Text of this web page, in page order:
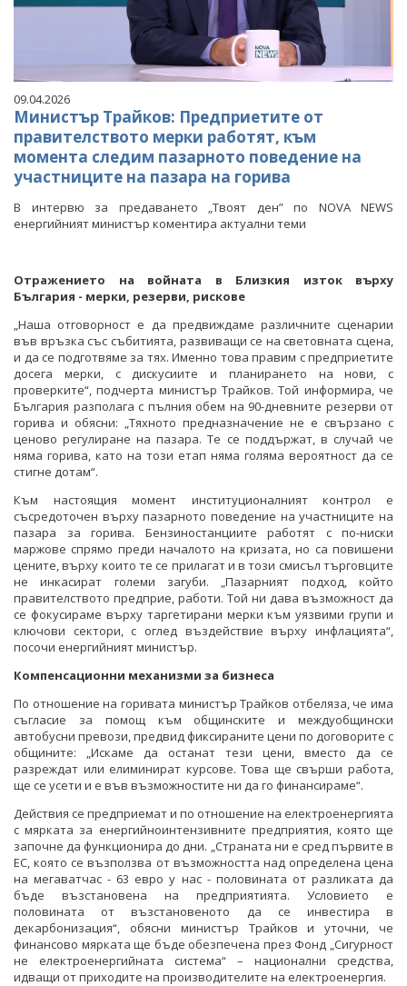
09.04.2026
Министър Трайков: Предприетите от
правителството мерки работят, към
момента следим пазарното поведение на
участниците на пазара на горива
В интервю за предаването „Твоят ден” по NOVA NEWS
енергийният министър коментира актуални теми
Отражението на войната в Близкия изток върху
България - мерки, резерви, рискове
„Наша отговорност е да предвиждаме различните сценарии
във връзка със събитията, развиващи се на световната сцена,
и да се подготвяме за тях. Именно това правим с предприетите
досега мерки, с дискусиите и планирането на нови, с
проверките“, подчерта министър Трайков. Той информира, че
България разполага с пълния обем на 90-дневните резерви от
горива и обясни: „Тяхното предназначение не е свързано с
ценово регулиране на пазара. Те се поддържат, в случай че
няма горива, като на този етап няма голяма вероятност да се
стигне дотам“.
Към настоящия момент институционалният контрол е
съсредоточен върху пазарното поведение на участниците на
пазара за горива. Бензиностанциите работят с по-ниски
маржове спрямо преди началото на кризата, но са повишени
цените, върху които те се прилагат и в този смисъл търговците
не инкасират големи загуби. „Пазарният подход, който
правителството предприе, работи. Той ни дава възможност да
се фокусираме върху таргетирани мерки към уязвими групи и
ключови сектори, с оглед въздействие върху инфлацията“,
посочи енергийният министър.
Компенсационни механизми за бизнеса
По отношение на горивата министър Трайков отбеляза, че има
съгласие за помощ към общинските и междуобщински
автобусни превози, предвид фиксираните цени по договорите с
общините: „Искаме да останат тези цени, вместо да се
разреждат или елиминират курсове. Това ще свърши работа,
ще се усети и е във възможностите ни да го финансираме“.
Действия се предприемат и по отношение на електроенергията
с мярката за енергийноинтензивните предприятия, която ще
започне да функционира до дни. „Страната ни е сред първите в
ЕС, която се възползва от възможността над определена цена
на мегаватчас - 63 евро у нас - половината от разликата да
бъде възстановена на предприятията. Условието е
половината от възстановеното да се инвестира в
декарбонизация“, обясни министър Трайков и уточни, че
финансово мярката ще бъде обезпечена през Фонд „Сигурност
не електроенергийната система“ – национални средства,
идващи от приходите на производителите на електроенергия.